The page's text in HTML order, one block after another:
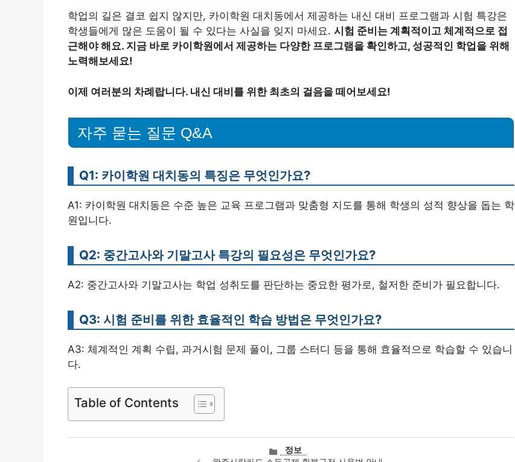
학업의 길은 결코 쉽지 않지만, 카이학원 대치동에서 제공하는 내신 대비 프로그램과 시험 특강은
학생들에게 많은 도움이 될 수 있다는 사실을 잊지 마세요. 시험 준비는 계획적이고 체계적으로 접
근해야 해요. 지금 바로 카이학원에서 제공하는 다양한 프로그램을 확인하고, 성공적인 학업을 위해
노력해보세요!
이제 여러분의 차례랍니다. 내신 대비를 위한 최초의 걸음을 떼어보세요!
자주 묻는 질문 Q&A
Q1: 카이학원 대치동의 특징은 무엇인가요?
A1: 카이학원 대치동은 수준 높은 교육 프로그램과 맞춤형 지도를 통해 학생의 성적 향상을 돕는 학
원입니다.
Q2: 중간고사와 기말고사 특강의 필요성은 무엇인가요?
A2: 중간고사와 기말고사는 학업 성취도를 판단하는 중요한 평가로, 철저한 준비가 필요합니다.
Q3: 시험 준비를 위한 효율적인 학습 방법은 무엇인가요?
A3: 체계적인 계획 수립, 과거시험 문제 풀이, 그룹 스터디 등을 통해 효율적으로 학습할 수 있습니
다.
Table of Contents
카정보